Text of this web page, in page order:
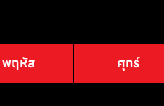
พฤหัส ศุกร์